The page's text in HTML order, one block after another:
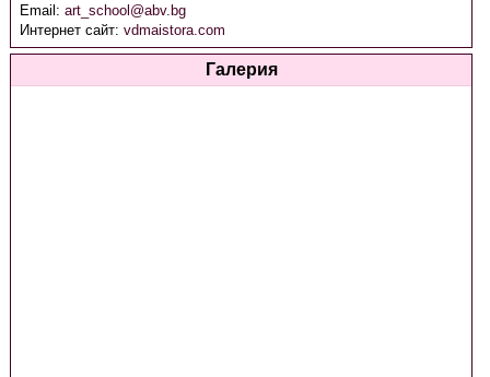
Email:art_school@abv.bg
Интернет сайт:vdmaistora.com
Галерия